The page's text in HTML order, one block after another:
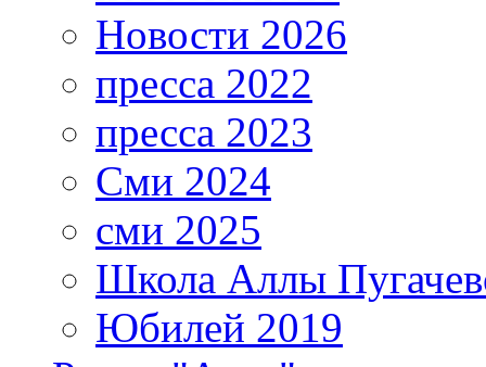
Новости 2026
пресса 2022
пресса 2023
Сми 2024
сми 2025
Школа Аллы
Юбилей 2019